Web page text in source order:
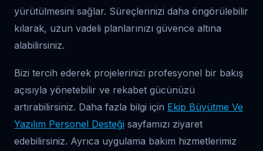
yürütülmesini sağlar. Süreçlerinizi daha öngörülebilir
kılarak, uzun vadeli planlarınızı güvence altına
alabilirsiniz.
Bizi tercih ederek projelerinizi profesyonel bir bakış
açısıyla yönetebilir ve rekabet gücünüzü
artırabilirsiniz. Daha fazla bilgi için Ekip Büyütme Ve
Yazılım Personel Desteği sayfamızı ziyaret
edebilirsiniz. Ayrıca uygulama bakım hizmetlerimiz